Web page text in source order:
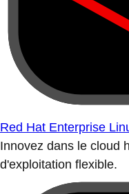
Red Hat Enterprise
Innovez dans le cloud
d'exploitation flexible.